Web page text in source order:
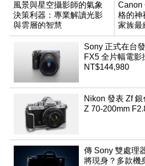
風景與星空攝影師的氣象
決策利器：專業解讀光影
與雲層的智慧
App「Atmos」登場
Canon
格的神
家族最
Sony 正式在台
FX5 全片幅電
NT$144,980
Nikon 發表 Zf
Z 70-200mm
傳 Sony 雙處理
將現身？多款機